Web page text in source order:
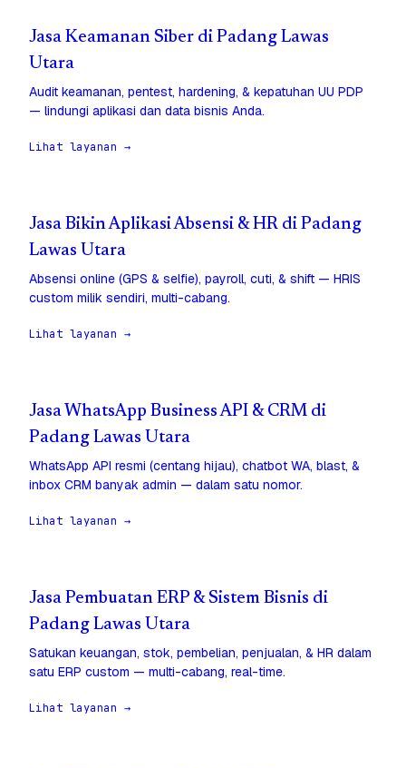
Jasa Keamanan Siber di Padang Lawas
Utara
Audit keamanan, pentest, hardening, & kepatuhan UU PDP
— lindungi aplikasi dan data bisnis Anda.
Lihat layanan →
Jasa Bikin Aplikasi Absensi & HR di Padang
Lawas Utara
Absensi online (GPS & selfie), payroll, cuti, & shift — HRIS
custom milik sendiri, multi-cabang.
Lihat layanan →
Jasa WhatsApp Business API & CRM di
Padang Lawas Utara
WhatsApp API resmi (centang hijau), chatbot WA, blast, &
inbox CRM banyak admin — dalam satu nomor.
Lihat layanan →
Jasa Pembuatan ERP & Sistem Bisnis di
Padang Lawas Utara
Satukan keuangan, stok, pembelian, penjualan, & HR dalam
satu ERP custom — multi-cabang, real-time.
Lihat layanan →